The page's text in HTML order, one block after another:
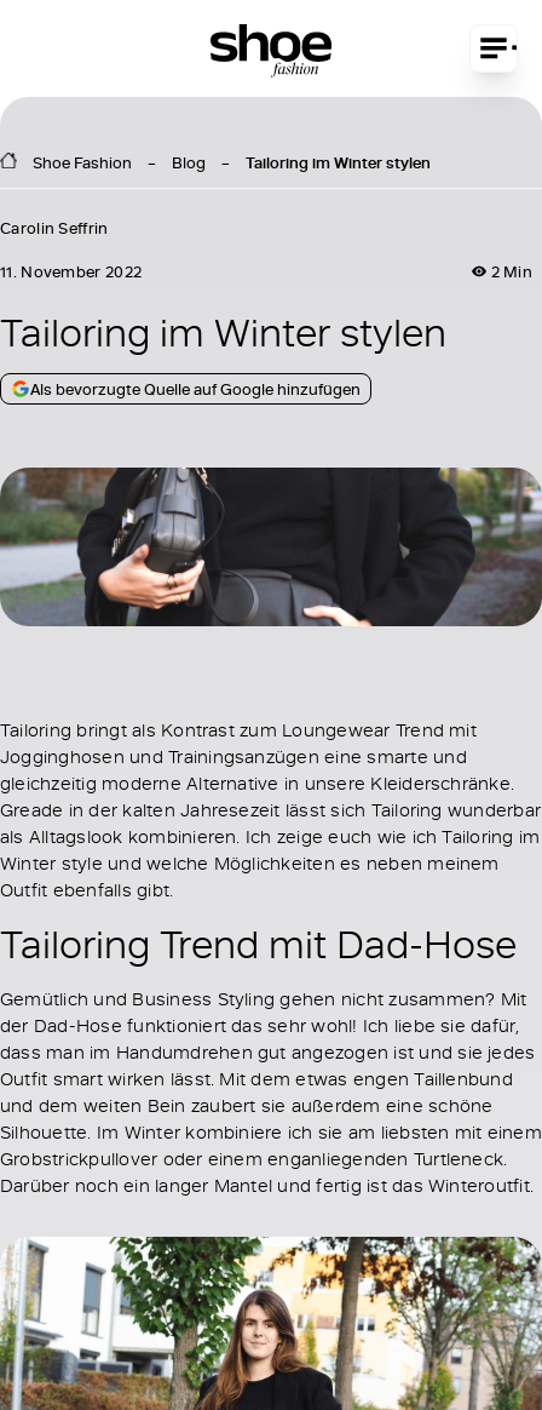
Shoe Fashion Blog Tailoring im Winter stylen
Carolin Seffrin
2 Min
11. November 2022
Tailoring im Winter stylen
Als bevorzugte Quelle auf Google hinzufügen
Tailoring bringt als Kontrast zum Loungewear Trend mit
Jogginghosen und Trainingsanzügen eine smarte und
gleichzeitig moderne Alternative in unsere Kleiderschränke.
Greade in der kalten Jahresezeit lässt sich Tailoring wunderbar
als Alltagslook kombinieren. Ich zeige euch wie ich Tailoring im
Winter style und welche Möglichkeiten es neben meinem
Outfit ebenfalls gibt.
Tailoring Trend mit Dad-Hose
Gemütlich und Business Styling gehen nicht zusammen? Mit
der Dad-Hose funktioniert das sehr wohl! Ich liebe sie dafür,
dass man im Handumdrehen gut angezogen ist und sie jedes
Outfit smart wirken lässt. Mit dem etwas engen Taillenbund
und dem weiten Bein zaubert sie außerdem eine schöne
Silhouette. Im Winter kombiniere ich sie am liebsten mit einem
Grobstrickpullover oder einem enganliegenden Turtleneck.
Darüber noch ein langer Mantel und fertig ist das Winteroutfit.